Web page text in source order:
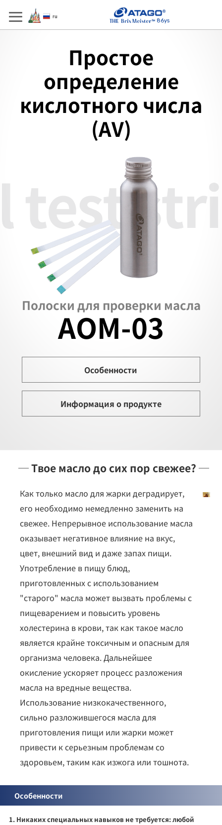
86ys
Простое
определение
кислотного числа
(AV)
Полоски для проверки масла
AOM-03
Особенности
Информация о продукте
─ Твое масло до сих пор свежее? ─
Как только масло для жарки деградирует,
его необходимо немедленно заменить на
свежее. Непрерывное использование масла
оказывает негативное влияние на вкус,
цвет, внешний вид и даже запах пищи.
Употребление в пищу блюд,
приготовленных с использованием
"старого" масла может вызвать проблемы с
пищеварением и повысить уровень
холестерина в крови, так как такое масло
является крайне токсичным и опасным для
организма человека. Дальнейшее
окисление ускоряет процесс разложения
масла на вредные вещества.
Использование низкокачественного,
сильно разложившегося масла для
приготовления пищи или жарки может
привести к серьезным проблемам со
здоровьем, таким как изжога или тошнота.
Особенности
1. Никаких специальных навыков не требуется: любой